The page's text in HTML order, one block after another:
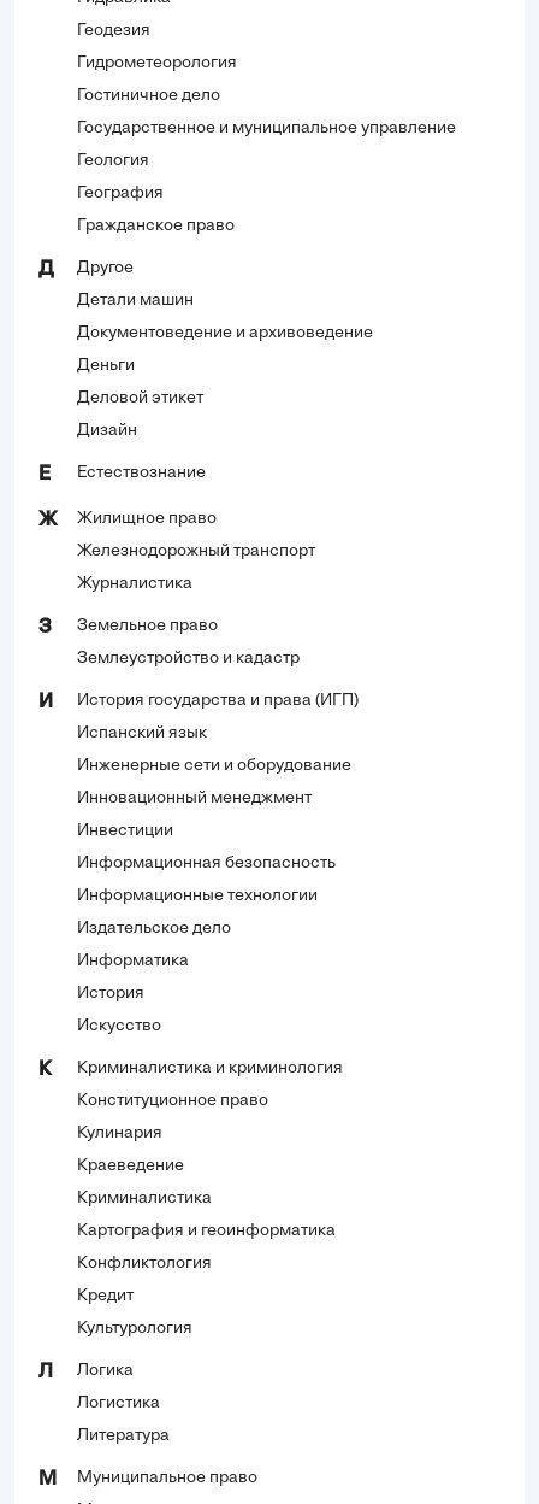
Геодезия
Гидрометеорология
Гостиничное дело
Государственное и муниципальное управление
Геология
География
Гражданское право
Д
Другое
Детали машин
Документоведение и архивоведение
Деньги
Деловой этикет
Дизайн
Е Естествознание
Ж
Жилищное право
Железнодорожный транспорт
Журналистика
З
Земельное право
Землеустройство и кадастр
И
История государства и права (ИГП)
Испанский язык
Инженерные сети и оборудование
Инновационный менеджмент
Инвестиции
Информационная безопасность
Информационные технологии
Издательское дело
Информатика
История
Искусство
К
Криминалистика и криминология
Конституционное право
Кулинария
Краеведение
Криминалистика
Картография и геоинформатика
Конфликтология
Кредит
Культурология
Л
Логика
Логистика
Литература
М
Муниципальное право